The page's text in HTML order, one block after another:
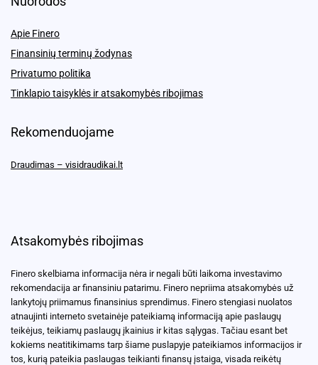
Apie Finero
Finansinių terminų žodynas
Privatumo politika
Tinklapio taisyklės ir atsakomybės ribojimas
Rekomenduojame
Draudimas – visidraudikai.lt
Atsakomybės ribojimas
Finero skelbiama informacija nėra ir negali būti laikoma investavimo
rekomendacija ar finansiniu patarimu. Finero nepriima atsakomybės už
lankytojų priimamus finansinius sprendimus. Finero stengiasi nuolatos
atnaujinti interneto svetainėje pateikiamą informaciją apie paslaugų
teikėjus, teikiamų paslaugų įkainius ir kitas sąlygas. Tačiau esant bet
kokiems neatitikimams tarp šiame puslapyje pateikiamos informacijos ir
tos, kurią pateikia paslaugas teikianti finansų įstaiga, visada reikėtų